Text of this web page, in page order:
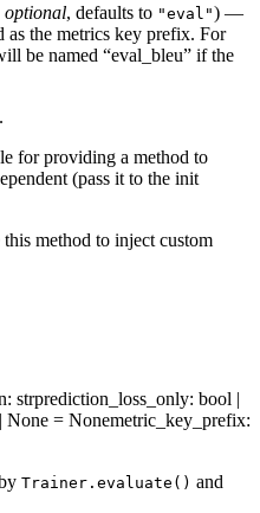
optional, defaults to "eval") —
the metrics key prefix. For
be named “eval_bleu” if the
for providing a method to
(pass it to the init
method to inject custom
: strprediction_loss_only: bool |
None = Nonemetric_key_prefix:
Trainer.evaluate() and